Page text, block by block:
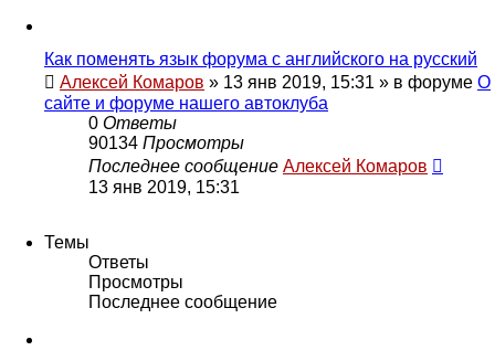
Как поменять язык форума с английского на русский
Алексей Комаров » 13 янв 2019, 15:31 » в форуме О
сайте и форуме нашего автоклуба
0 Ответы
90134 Просмотры
Последнее сообщение Алексей Комаров
13 янв 2019, 15:31
Темы
Ответы
Просмотры
Последнее сообщение